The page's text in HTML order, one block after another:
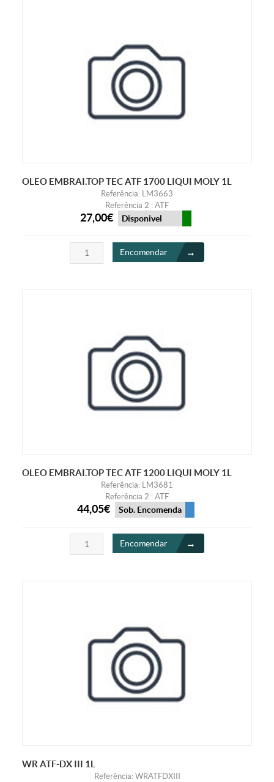
OLEO EMBRAI.TOP TEC ATF 1700 LIQUI MOLY 1L
Referência: LM3663
Referência 2 : ATF
27,00€ Disponivel
Encomendar
OLEO EMBRAI.TOP TEC ATF 1200 LIQUI MOLY 1L
Referência: LM3681
Referência 2 : ATF
44,05€ Sob. Encomenda
Encomendar
WR ATF-DX III 1L
Referência: WRATFDXIII